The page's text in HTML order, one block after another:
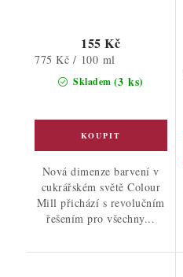
Skladem (3 ks)
155 Kč
Měrná
775 Kč / 100 ml
Nová dimenze barvení v
cukrářském světě Colour
Mill přichází s revolučním
řešením pro všechny...